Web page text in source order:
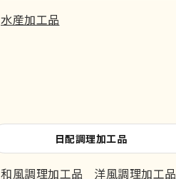
水産加工品
日配調理加工品
和風調理加工品
洋風調理加工品